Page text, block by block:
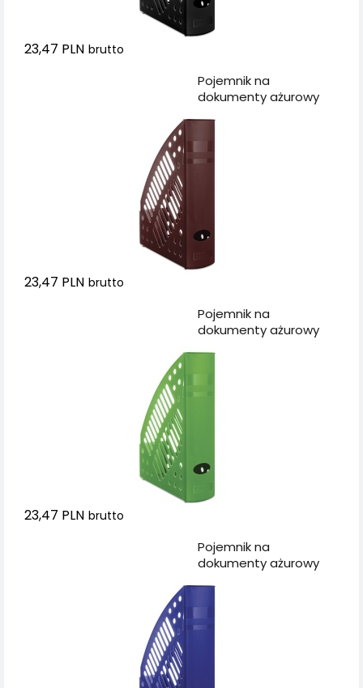
23,47 PLN brutto
Pojemnik na
dokumenty ażurowy
23,47 PLN brutto
Pojemnik na
dokumenty ażurowy
23,47 PLN brutto
Pojemnik na
dokumenty ażurowy